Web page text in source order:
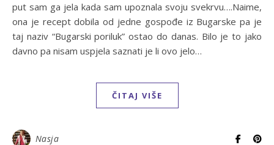
put sam ga jela kada sam upoznala svoju svekrvu….Naime,
ona je recept dobila od jedne gospođe iz Bugarske pa je
taj naziv “Bugarski poriluk” ostao do danas. Bilo je to jako
davno pa nisam uspjela saznati je li ovo jelo…
ČITAJ VIŠE
Nasja